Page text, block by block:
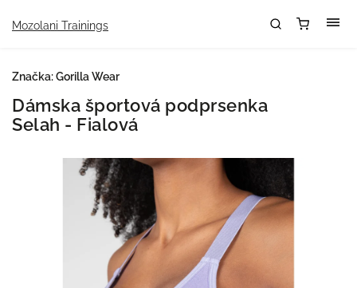
Mozolani Trainings
Dámska športová podprsenka
Selah - Fialová
Značka:Gorilla Wear